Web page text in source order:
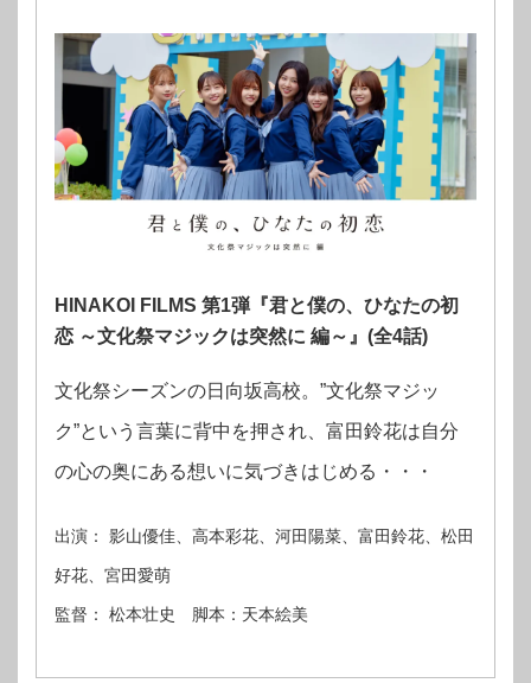
HINAKOI FILMS 第1弾『君と僕の、ひなたの初
恋 ～文化祭マジックは突然に 編～』(全4話)
文化祭シーズンの日向坂高校。”文化祭マジッ
ク”という言葉に背中を押され、富田鈴花は自分
の心の奥にある想いに気づきはじめる・・・
出演： 影山優佳、高本彩花、河田陽菜、富田鈴花、松田
好花、宮田愛萌
監督： 松本壮史 脚本：天本絵美